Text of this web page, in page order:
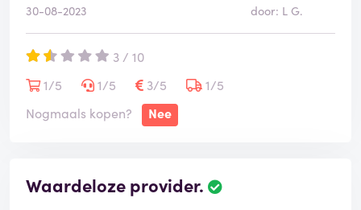
30-08-2023
door: L G.
3 / 10
1/5
1/5 3/5
1/5
Nogmaals kopen?
Nee
Waardeloze provider.